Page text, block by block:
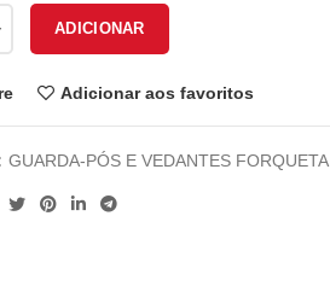
ADICIONAR
Adicionar aos favoritos
GUARDA-PÓS E VEDANTES FORQUETA